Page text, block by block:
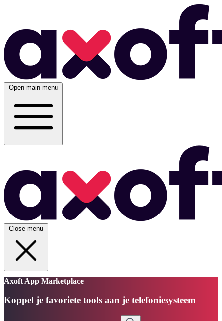
Open main menu
Close menu
Axoft App Marketplace
Koppel je favoriete tools aan je telefoniesysteem